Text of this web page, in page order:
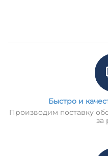
Быстро и
Производим поставку
за